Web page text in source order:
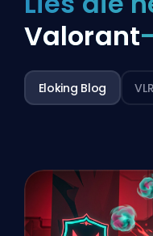
Valorant
Eloking Blog